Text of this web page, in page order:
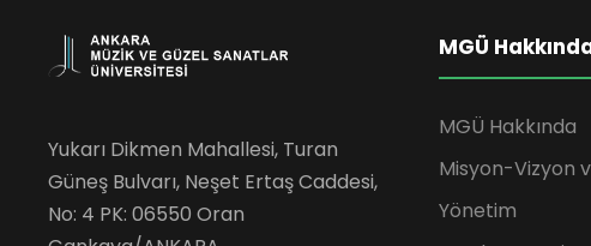
Yukarı Dikmen Mahallesi, Turan
Güneş Bulvarı, Neşet Ertaş Caddesi,
No: 4 PK: 06550 Oran
MGÜ
MGÜ Hakkında
Misyon-Vizyon
Yönetim